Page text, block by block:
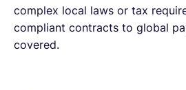
complex local laws or tax
compliant contracts to global
covered.